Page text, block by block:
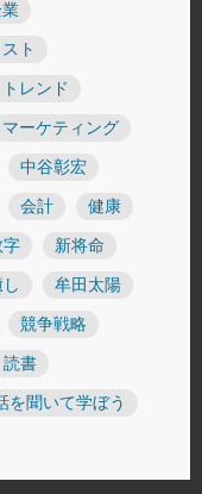
スト
トレンド
マーケティング
中谷彰宏
会計 健康
字 新将命
牟田太陽
競争戦略
読書
を聞いて学ぼう